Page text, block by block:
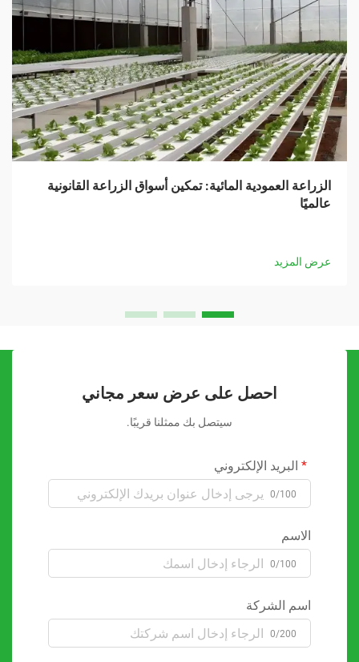
الزراعة العمودية المائية: تمكين أسواق الزراعة القانونية
عالميًا
عرض المزيد
احصل على عرض سعر مجاني
سيتصل بك ممثلنا قريبًا.
البريد الإلكتروني
0/100
الاسم
0/100
اسم الشركة
0/200